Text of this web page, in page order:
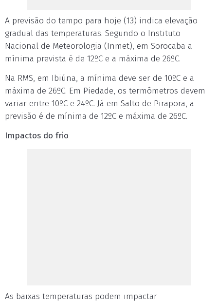
A previsão do tempo para hoje (13) indica elevação
gradual das temperaturas. Segundo o Instituto
Nacional de Meteorologia (Inmet), em Sorocaba a
mínima prevista é de 12ºC e a máxima de 26ºC.
Na RMS, em Ibiúna, a mínima deve ser de 10ºC e a
máxima de 26ºC. Em Piedade, os termômetros devem
variar entre 10ºC e 24ºC. Já em Salto de Pirapora, a
previsão é de mínima de 12ºC e máxima de 26ºC.
Impactos do frio
As baixas temperaturas podem impactar